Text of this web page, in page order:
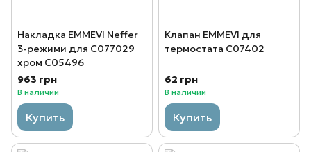
Накладка EMMEVI Neffer
3-режими для C077029
хром C05496
963 грн
В наличии
Купить
Клапан EMMEVI для
термостата C07402
62 грн
В наличии
Купить